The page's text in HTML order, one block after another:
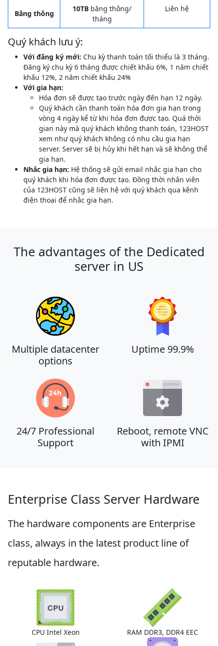
Băng thông
10TB băng thông/
tháng
Liên hệ
Quý khách lưu ý:
Với đăng ký mới: Chu kỳ thanh toán tối thiểu là 3 tháng.
Đăng ký chu kỳ 6 tháng được chiết khấu 6%, 1 năm chiết
khấu 12%, 2 năm chiết khấu 24%
Với gia hạn:
Hóa đơn sẽ được tạo trước ngày đến hạn 12 ngày.
Quý khách cần thanh toán hóa đơn gia hạn trong
vòng 4 ngày kể từ khi hóa đơn được tạo. Quá thời
gian này mà quý khách không thanh toán, 123HOST
xem như quý khách không có nhu cầu gia hạn
server. Server sẽ bị hủy khi hết hạn và sẽ không thể
gia hạn.
Nhắc gia hạn: Hệ thống sẽ gửi email nhắc gia hạn cho
quý khách khi hóa đơn được tạo. Đồng thời nhân viên
của 123HOST cũng sẽ liên hệ với quý khách qua kênh
điện thoại để nhắc gia hạn.
The advantages of the Dedicated
server in US
Multiple datacenter
options
Uptime 99.9%
24/7 Professional
Support
Reboot, remote VNC
with IPMI
Enterprise Class Server Hardware
The hardware components are Enterprise
class, always in the latest product line of
reputable hardware.
CPU Intel Xeon RAM DDR3, DDR4 EEC